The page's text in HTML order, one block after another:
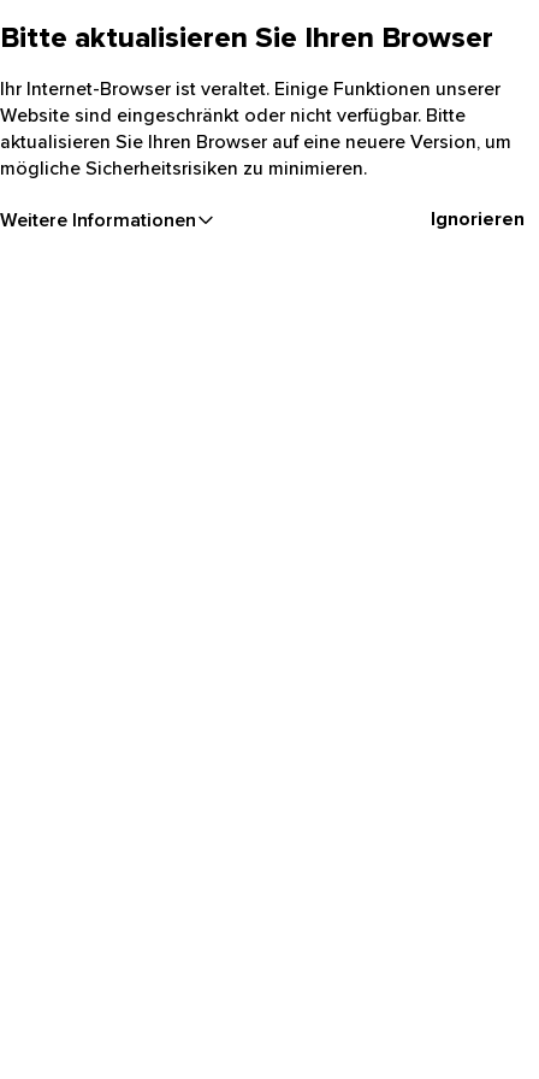
Bitte aktualisieren Sie Ihren Browser
Ihr Internet-Browser ist veraltet. Einige Funktionen unserer
Website sind eingeschränkt oder nicht verfügbar. Bitte
aktualisieren Sie Ihren Browser auf eine neuere Version, um
mögliche Sicherheitsrisiken zu minimieren.
Weitere Informationen Ignorieren